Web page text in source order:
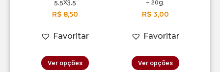
5,5X3,5
R$8,50
Favoritar
Ver opções
– 20g.
R$3,00
Favoritar
Ver opções